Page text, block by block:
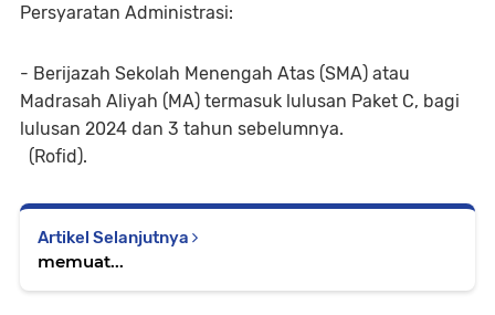
Persyaratan Administrasi:
- Berijazah Sekolah Menengah Atas (SMA) atau
Madrasah Aliyah (MA) termasuk lulusan Paket C, bagi
lulusan 2024 dan 3 tahun sebelumnya.
(Rofid).
Artikel Selanjutnya
memuat...